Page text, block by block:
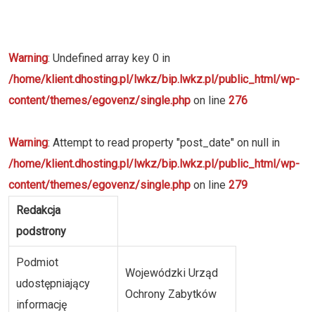
Warning: Undefined array key 0 in
/home/klient.dhosting.pl/lwkz/bip.lwkz.pl/public_html/wp-
content/themes/egovenz/single.php on line 276
Warning: Attempt to read property "post_date" on null in
/home/klient.dhosting.pl/lwkz/bip.lwkz.pl/public_html/wp-
content/themes/egovenz/single.php on line 279
Redakcja
podstrony
Podmiot
udostępniający
informację
Wojewódzki Urząd
Ochrony Zabytków